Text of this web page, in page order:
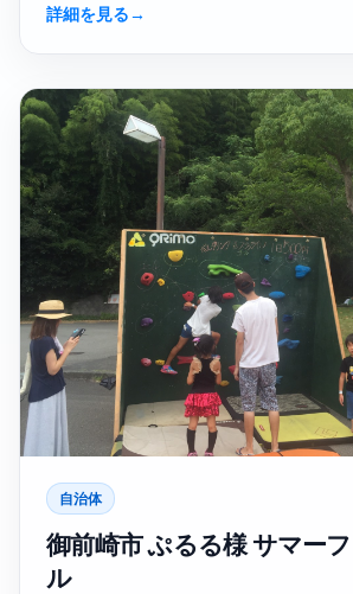
詳細を見る→
自治体
御前崎市 ぷるる様 サマー
ル